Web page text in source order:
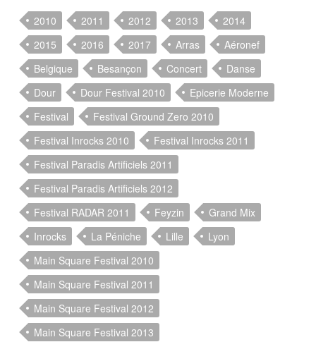
2010 2011 2012 2013
2014
2015
2016 2017 Arras
Aéronef
Belgique
Besançon Concert
Danse
Dour
Dour Festival 2010
Epicerie Moderne
Festival
Festival Ground Zero 2010
Festival Inrocks 2010
Festival Inrocks 2011
Festival Paradis Artificiels 2011
Festival Paradis Artificiels 2012
Festival RADAR 2011
Feyzin
Grand Mix
Inrocks
La Péniche Lille
Lyon
Main Square Festival 2010
Main Square Festival 2011
Main Square Festival 2012
Main Square Festival 2013